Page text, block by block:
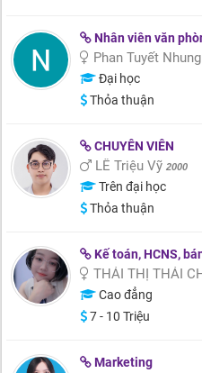
Nhân viên văn
Phan Tuyết Nhung
Đại học
Thỏa thuận
CHUYÊN VIÊN
LÊ Triệu Vỹ 2000
Trên đại học
Thỏa thuận
Kế toán, HCNS,
THÁI THỊ THÁI
Cao đẳng
7 - 10 Triệu
Marketing